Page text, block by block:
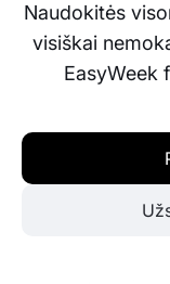
Naudokitės
visiškai
EasyWeek